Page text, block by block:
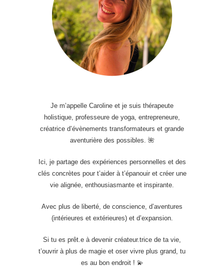
Je m’appelle Caroline et je suis thérapeute
holistique, professeure de yoga, entrepreneure,
créatrice d’évènements transformateurs et grande
aventurière des possibles. 🌺
Ici, je partage des expériences personnelles et des
clés concrètes pour t’aider à t’épanouir et créer une
vie alignée, enthousiasmante et inspirante.
Avec plus de liberté, de conscience, d’aventures
(intérieures et extérieures) et d’expansion.
Si tu es prêt.e à devenir créateur.trice de ta vie,
t’ouvrir à plus de magie et oser vivre plus grand, tu
es au bon endroit ! 💫